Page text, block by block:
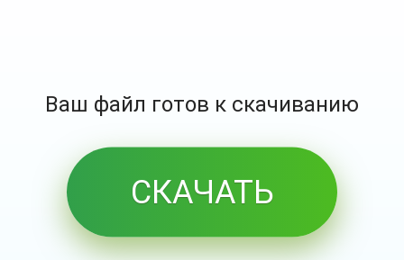
Ваш файл готов к скачиванию
СКАЧАТЬ